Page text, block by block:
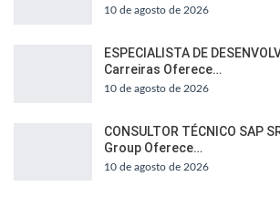
10 de agosto de 2026
ESPECIALISTA DE
Carreiras Oferece…
10 de agosto de 2026
CONSULTOR TÉCNICO SAP
Group Oferece…
10 de agosto de 2026